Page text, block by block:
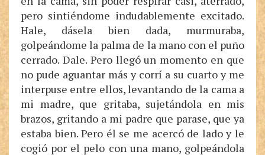
pero sintiéndome indudablemente excitado.
Hale, dásela bien dada, murmuraba,
golpeándome la palma de la mano con el puño
cerrado. Dale. Pero llegó un momento en que
no pude aguantar más y corrí a su cuarto y me
interpuse entre ellos, levantando de la cama a
mi madre, que gritaba, sujetándola en mis
brazos, gritando a mi padre que parase, que ya
estaba bien. Pero él se me acercó de lado y le
cogió por el pelo con una mano, golpeándola